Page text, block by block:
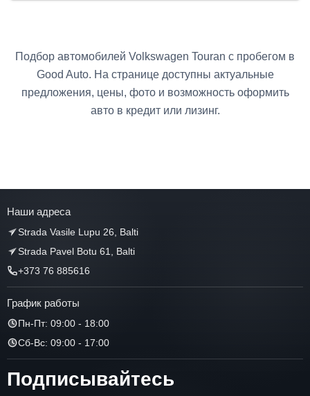
Подбор автомобилей Volkswagen Touran с пробегом в
Good Auto. На странице доступны актуальные
предложения, цены, фото и возможность оформить
авто в кредит или лизинг.
Наши адреса
Strada Vasile Lupu 26, Balti
Strada Pavel Botu 61, Balti
+373 76 885616
График работы
Пн-Пт: 09:00 - 18:00
Сб-Вс: 09:00 - 17:00
Подписывайтесь